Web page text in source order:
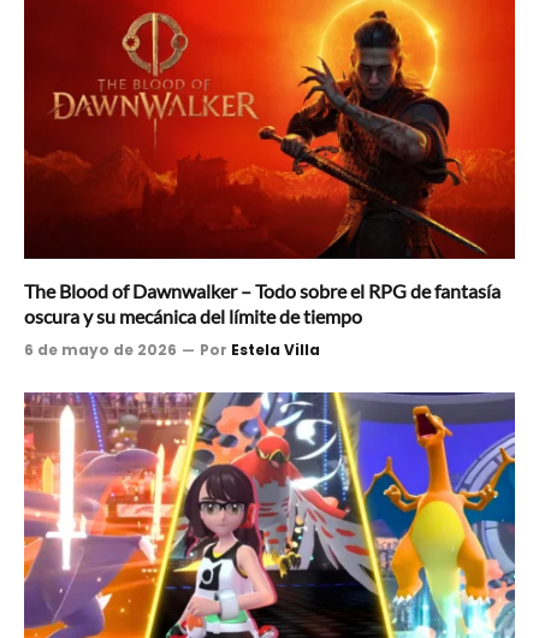
The Blood of Dawnwalker – Todo sobre el RPG de fantasía
oscura y su mecánica del límite de tiempo
6 de mayo de 2026 Por Estela Villa